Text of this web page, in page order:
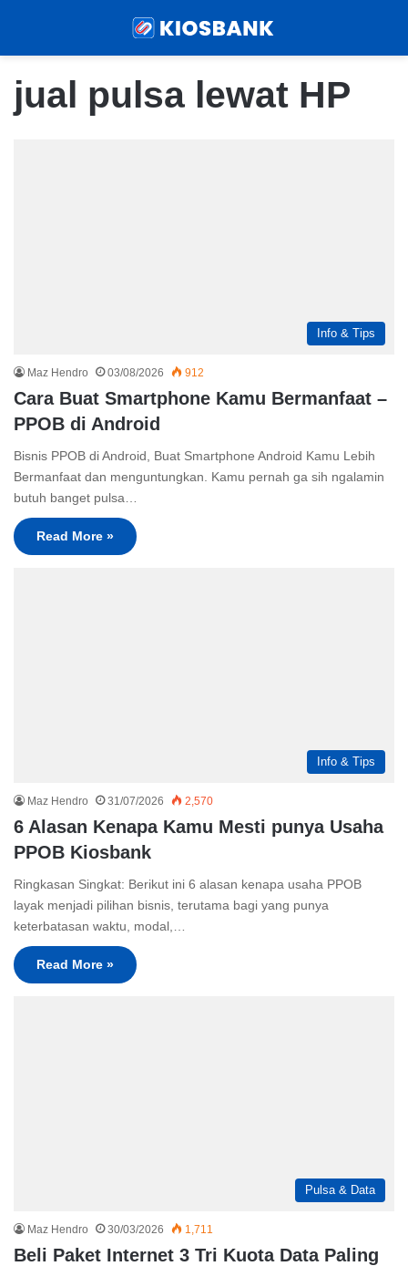
jual pulsa lewat HP
Info & Tips
Maz Hendro 03/08/2026 912
Cara Buat Smartphone Kamu Bermanfaat –
PPOB di Android
Bisnis PPOB di Android, Buat Smartphone Android Kamu Lebih
Bermanfaat dan menguntungkan. Kamu pernah ga sih ngalamin
butuh banget pulsa…
Read More »
Info & Tips
Maz Hendro 31/07/2026 2,570
6 Alasan Kenapa Kamu Mesti punya Usaha
PPOB Kiosbank
Ringkasan Singkat: Berikut ini 6 alasan kenapa usaha PPOB
layak menjadi pilihan bisnis, terutama bagi yang punya
keterbatasan waktu, modal,…
Read More »
Pulsa & Data
Maz Hendro 30/03/2026 1,711
Beli Paket Internet 3 Tri Kuota Data Paling